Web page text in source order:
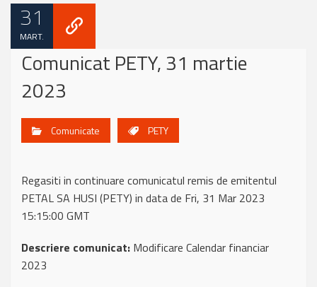
31
MART.
Comunicat PETY, 31 martie
2023
Comunicate PETY
Regasiti in continuare comunicatul remis de emitentul
PETAL SA HUSI (PETY) in data de Fri, 31 Mar 2023
15:15:00 GMT
Descriere comunicat: Modificare Calendar financiar
2023